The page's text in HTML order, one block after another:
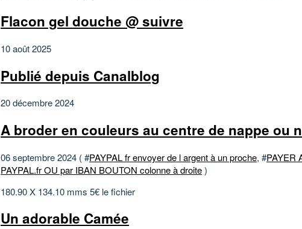
Flacon gel douche @ suivre
10 août 2025
Publié depuis Canalblog
20 décembre 2024
A broder en couleurs au centre de nappe ou
06 septembre 2024 ( #PAYPAL fr envoyer de l argent à un proche, #PAYER
PAYPAL.fr OU par IBAN BOUTON colonne à droite)
180.90 X 134.10 mms 5€ le fichier
Un adorable Camée